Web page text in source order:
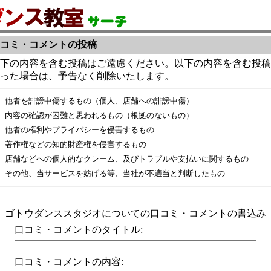
ミ・コメントの投稿
下の内容を含む投稿はご遠慮ください。以下の内容を含む投
た場合は、予告なく削除いたします。
他者を誹謗中傷するもの（個人、店舗への誹謗中傷）
内容の確認が困難と思われるもの（根拠のないもの）
他者の権利やプライバシーを侵害するもの
著作権などの知的財産権を侵害するもの
店舗などへの個人的なクレーム、及びトラブルや支払いに関するもの
その他、当サービスを妨げる等、当社が不適当と判断したもの
ゴトウダンススタジオについての口コミ・コメントの書込み
口コミ・コメントのタイトル:
口コミ・コメントの内容: